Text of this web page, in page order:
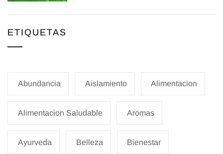
ETIQUETAS
Abundancia Aislamiento Alimentacion
Alimentacion Saludable Aromas
Ayurveda Belleza Bienestar